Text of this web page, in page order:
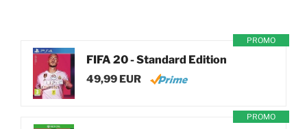
PROMO
FIFA 20 - Standard Edition
49,99 EUR
PROMO